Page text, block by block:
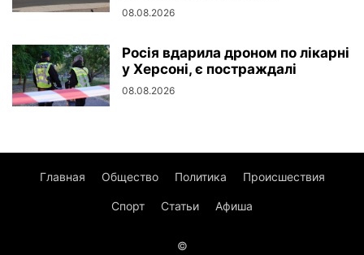
08.08.2026
Росія вдарила дроном по лікарні
у Херсоні, є постраждалі
08.08.2026
Главная Общество Политика Происшествия
Спорт Статьи Афиша
©